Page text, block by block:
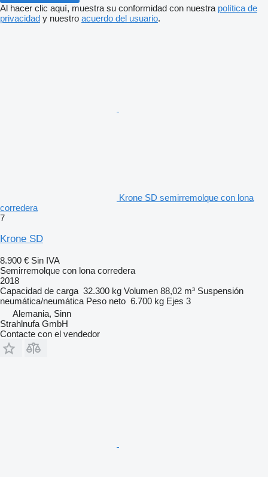
Al hacer clic aquí, muestra su conformidad con nuestra política de
privacidad y nuestro acuerdo del usuario.
Krone SD semirremolque con lona
corredera
7
Krone SD
8.900 € Sin IVA
Semirremolque con lona corredera
2018
Capacidad de carga 32.300 kg Volumen 88,02 m³ Suspensión
neumática/neumática Peso neto 6.700 kg Ejes 3
Alemania, Sinn
Strahlnufa GmbH
Contacte con el vendedor